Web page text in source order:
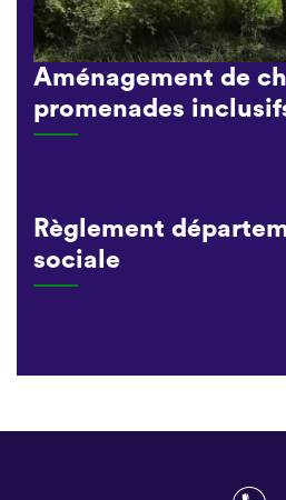
Aménagement de
promenades
Règlement
sociale